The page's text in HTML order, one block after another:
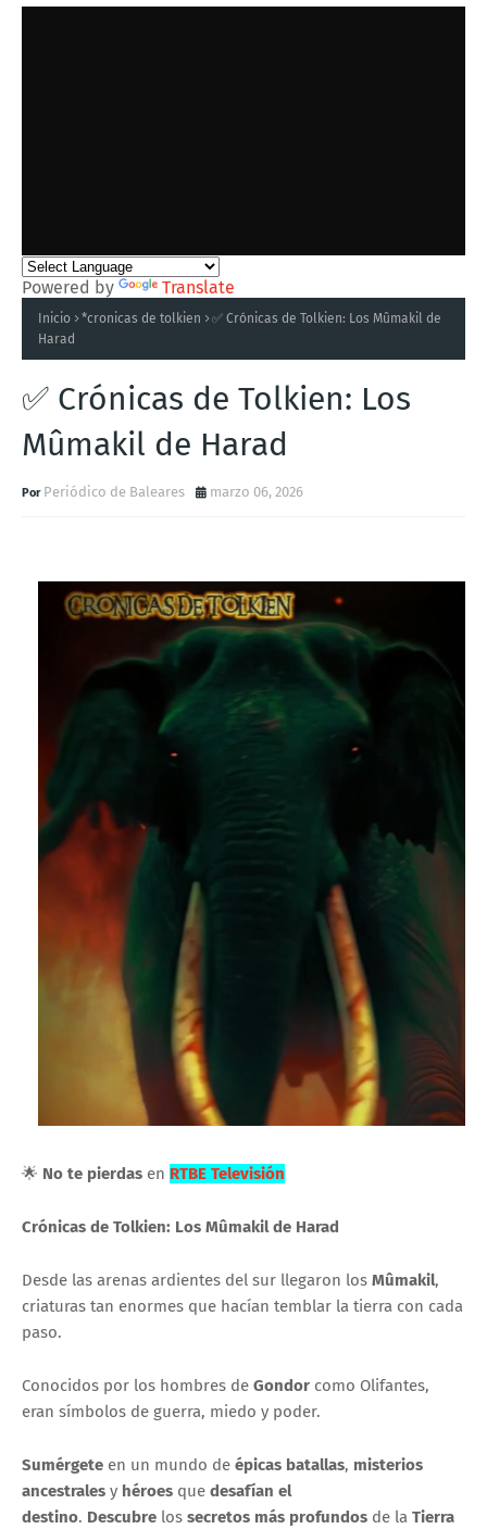
Powered by Translate
Inicio *cronicas de tolkien
✅ Crónicas de Tolkien: Los Mûmakil de
Harad
✅ Crónicas de Tolkien: Los
Mûmakil de Harad
Periódico de Baleares marzo 06, 2026
🌟 No te pierdas en RTBE Televisión
Crónicas de Tolkien: Los Mûmakil de Harad
Desde las arenas ardientes del sur llegaron los Mûmakil,
criaturas tan enormes que hacían temblar la tierra con cada
paso.
Conocidos por los hombres de Gondor como Olifantes,
eran símbolos de guerra, miedo y poder.
Sumérgete en un mundo de épicas batallas, misterios
ancestrales y héroes que desafían el
destino. Descubre los secretos más profundos de la Tierra